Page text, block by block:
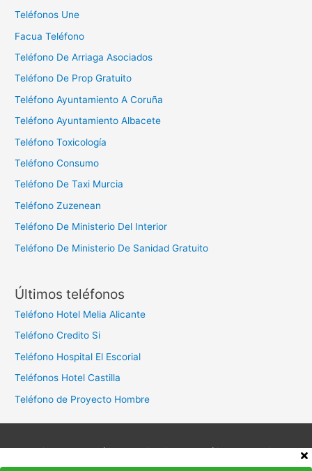
Teléfonos Une
Facua Teléfono
Teléfono De Arriaga Asociados
Teléfono De Prop Gratuito
Teléfono Ayuntamiento A Coruña
Teléfono Ayuntamiento Albacete
Teléfono Toxicología
Teléfono Consumo
Teléfono De Taxi Murcia
Teléfono Zuzenean
Teléfono De Ministerio Del Interior
Teléfono De Ministerio De Sanidad Gratuito
Últimos teléfonos
Teléfono Hotel Melia Alicante
Teléfono Credito Si
Teléfono Hospital El Escorial
Teléfonos Hotel Castilla
Teléfono de Proyecto Hombre
Aviso legal Política de privacidad
Política de cookies
Contacto